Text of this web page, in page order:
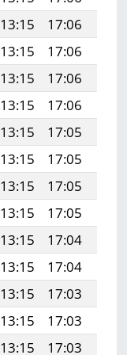
13:15 17:06
13:15 17:06
13:15 17:06
13:15 17:06
13:15 17:05
13:15 17:05
13:15 17:05
13:15 17:05
13:15 17:04
13:15 17:04
13:15 17:03
13:15 17:03
13:15 17:03